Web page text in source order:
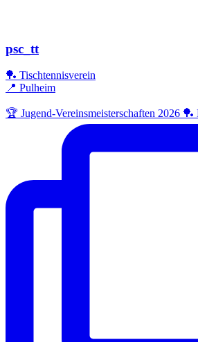
psc_tt
🏓 Tischtennisverein
📍 Pulheim
🏆 Jugend-Vereinsmeisterschaften 2026 🏓